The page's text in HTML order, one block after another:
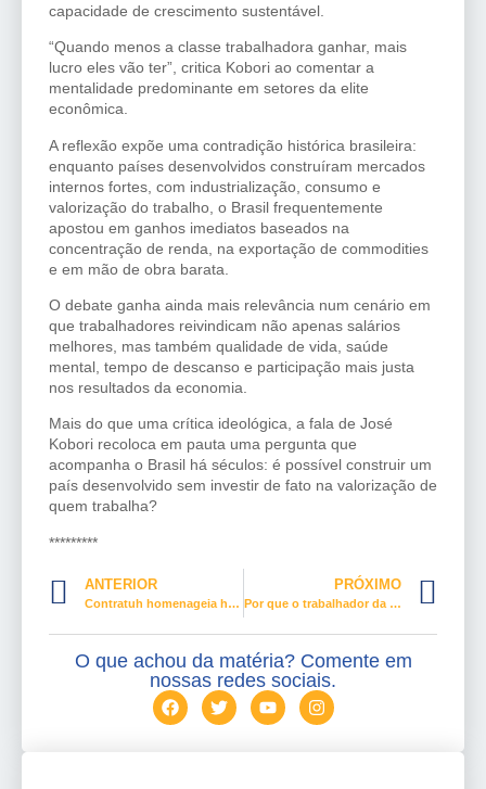
capacidade de crescimento sustentável.
“Quando menos a classe trabalhadora ganhar, mais
lucro eles vão ter”, critica Kobori ao comentar a
mentalidade predominante em setores da elite
econômica.
A reflexão expõe uma contradição histórica brasileira:
enquanto países desenvolvidos construíram mercados
internos fortes, com industrialização, consumo e
valorização do trabalho, o Brasil frequentemente
apostou em ganhos imediatos baseados na
concentração de renda, na exportação de commodities
e em mão de obra barata.
O debate ganha ainda mais relevância num cenário em
que trabalhadores reivindicam não apenas salários
melhores, mas também qualidade de vida, saúde
mental, tempo de descanso e participação mais justa
nos resultados da economia.
Mais do que uma crítica ideológica, a fala de José
Kobori recoloca em pauta uma pergunta que
acompanha o Brasil há séculos: é possível construir um
país desenvolvido sem investir de fato na valorização de
quem trabalha?
*********
ANTERIOR
Contratuh homenageia hoje o Dia do Porteiro
PRÓXIMO
Por que o trabalhador da beleza não pode abrir mão da organização sindical
O que achou da matéria? Comente em
nossas redes sociais.